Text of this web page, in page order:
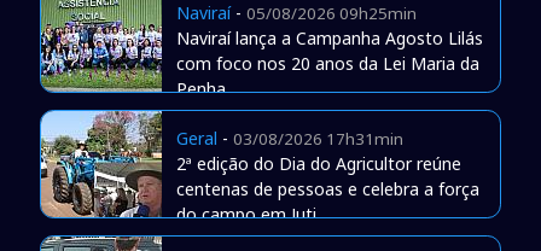
Naviraí- 05/08/2026 09h25min
Naviraí lança a Campanha Agosto Lilás
com foco nos 20 anos da Lei Maria da
Penha
Geral - 03/08/2026 17h31min
2ª edição do Dia do Agricultor reúne
centenas de pessoas e celebra a força
do campo em Juti